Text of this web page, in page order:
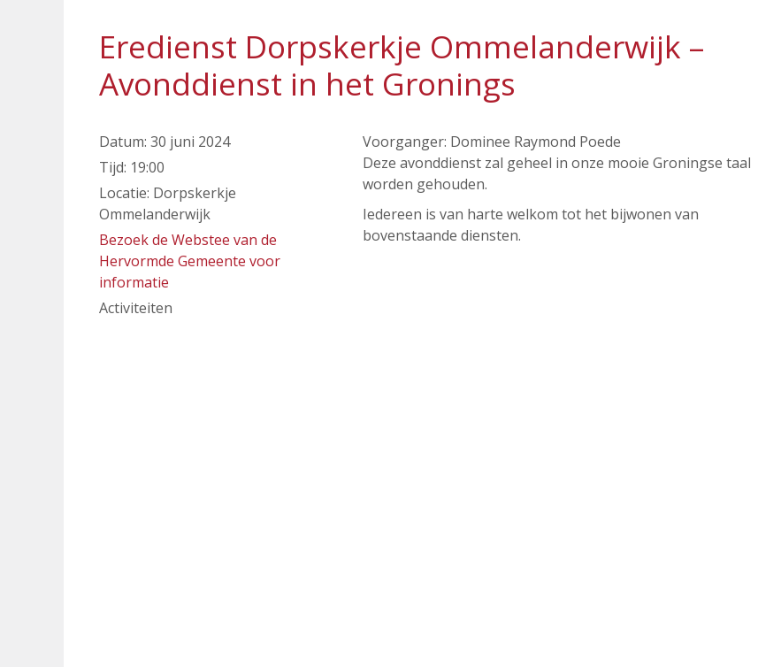
Eredienst Dorpskerkje Ommelanderwijk –
Avonddienst in het Gronings
Datum: 30 juni 2024
Tijd: 19:00
Locatie: Dorpskerkje
Ommelanderwijk
Bezoek de Webstee van de
Hervormde Gemeente voor
informatie
Activiteiten
Voorganger: Dominee Raymond Poede
Deze avonddienst zal geheel in onze mooie Groningse taal
worden gehouden.
Iedereen is van harte welkom tot het bijwonen van
bovenstaande diensten.